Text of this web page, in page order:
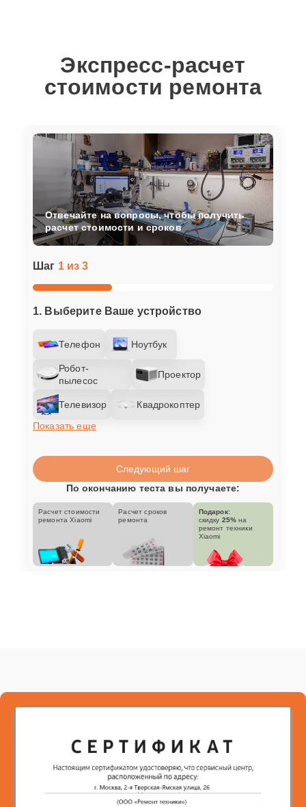
Экспресс-расчет
стоимости ремонта
Шаг 1 из 3
1. Выберите Ваше устройство
Телефон Ноутбук
Робот-
пылесос
Проектор
Телевизор
Квадрокоптер
Показать еще
Отвечайте на вопросы, чтобы получить
расчет стоимости и сроков
Следующий шаг
По окончанию теста вы получаете:
Расчет стоимости
ремонта Xiaomi
Расчет сроков
ремонта
Подарок:
скидку 25% на
ремонт техники
Xiaomi